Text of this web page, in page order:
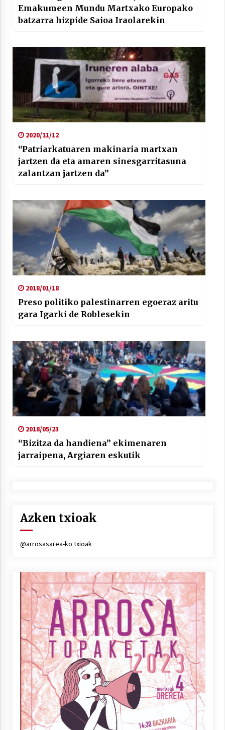
Emakumeen Mundu Martxako Europako
batzarra hizpide Saioa Iraolarekin
2020/11/12
“Patriarkatuaren makinaria martxan
jartzen da eta amaren sinesgarritasuna
zalantzan jartzen da”
2018/01/18
Preso politiko palestinarren egoeraz aritu
gara Igarki de Roblesekin
2018/05/23
“Bizitza da handiena” ekimenaren
jarraipena, Argiaren eskutik
Azken txioak
@arrosasarea-ko txioak